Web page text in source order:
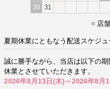
30 31
■ 店
夏期休業にともなう配送スケジ
誠に勝手ながら、当店は以下の期
休業とさせていただきます。
2026年8月13日(木)～2026年8月